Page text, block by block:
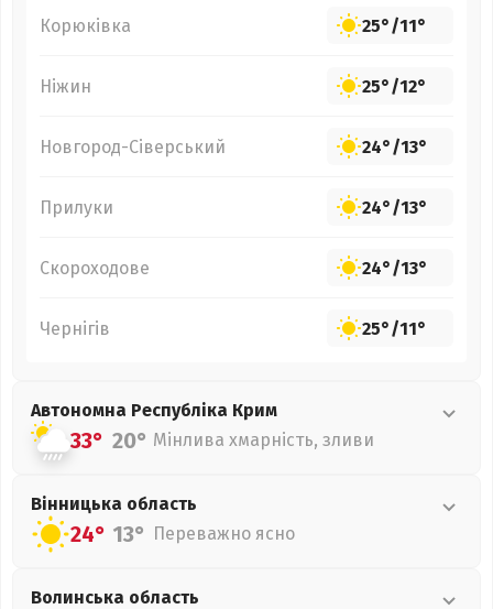
Корюківка 25°/11°
Ніжин 25°/12°
Новгород-Сіверський 24°/13°
Прилуки 24°/13°
Скороходове 24°/13°
Чернігів 25°/11°
Автономна Республіка Крим
33° 20° Мінлива хмарність, зливи
Вінницька область
24° 13° Переважно ясно
Волинська область